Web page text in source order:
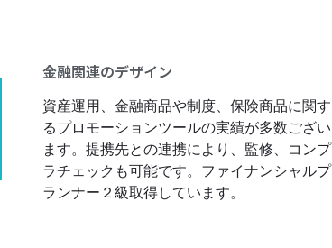
金融関連のデザイン
資産運用、金融商品や制度、保険商品に関す
るプロモーションツールの実績が多数ござい
ます。提携先との連携により、監修、コンプ
ラチェックも可能です。ファイナンシャルプ
ランナー２級取得しています。